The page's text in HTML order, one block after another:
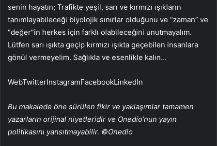
senin hayatın; Trafikte yeşil, sarı ve kırmızı ışıkların
tanımlayabileceği biyolojik sınırlar olduğunu ve “zaman” ve
“değer”in herkes için farklı olabileceğini unutmayalım.
Lütfen sarı ışıkta geçip kırmızı ışıkta geçebilen insanlara
gönül vermeyelim. Sağlıkla ve esenlikle kalın…
WebTwitterInstagramFacebookLinkedIn
Bu makalede öne sürülen fikir ve yaklaşımlar tamamen
yazarların orijinal niyetleridir ve Onedio’nun yayın
politikasını yansıtmayabilir. ©Onedio